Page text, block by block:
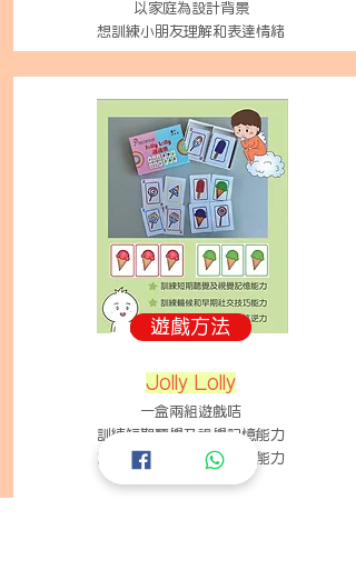
以家庭為設計背景
想訓練小朋友理解和表達情緒
遊戲方法
Jolly Lolly
一盒兩組遊戲咭
訓練短期聽覺及視覺記憶能力
訓練輪候和早期社交技巧能力